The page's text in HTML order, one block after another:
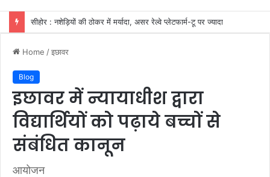
हिमाचल में यात्री बस दुर्घटनाग्रस्त, 08 व्यक्तियों की मौत
Home /इछावर
Blog
इछावर में न्यायाधीश द्वारा
विद्यार्थियों को पढ़ाये बच्चों से
संबंधित कानून
आयोजन